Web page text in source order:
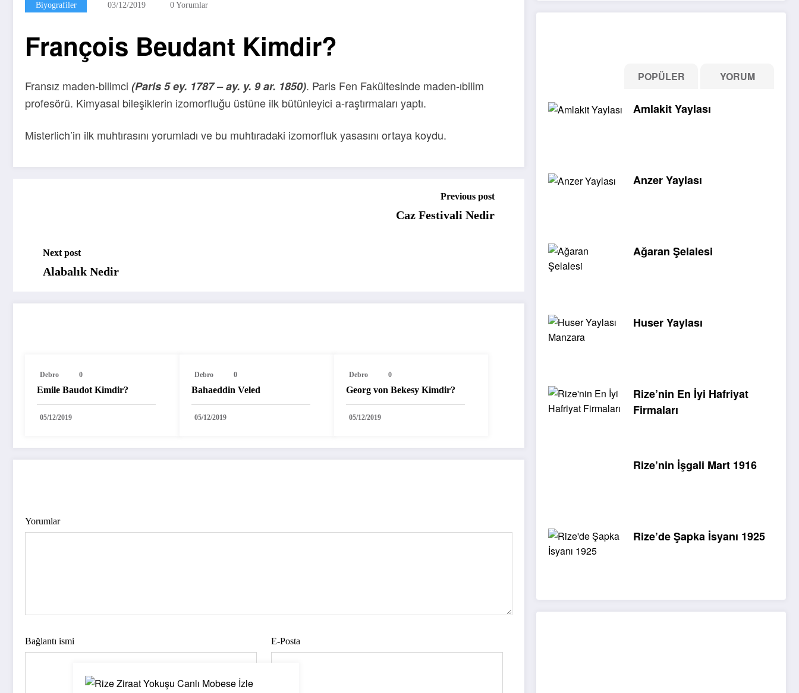
Biyografiler 03/12/2019 0 Yorumlar
François Beudant Kimdir?
Fransız maden-bilimci (Paris 5 ey. 1787 – ay. y. 9 ar. 1850). Paris Fen Fakültesinde maden-ıbilim
profesörü. Kimyasal bileşiklerin izomorfluğu üstüne ilk bütünleyici a-raştırmaları yaptı.
Misterlich’in ilk muhtırasını yorumladı ve bu muhtıradaki izomorfluk yasasını ortaya koydu.
Previous post
Caz Festivali Nedir
Next post
Alabalık Nedir
Debro 0
Emile Baudot Kimdir?
05/12/2019
Debro 0
Bahaeddin Veled
05/12/2019
Debro 0
Georg von Bekesy Kimdir?
05/12/2019
Yorumlar
Bağlantı ismi E-Posta
POPÜLER YORUM
Amlakit Yaylası
Anzer Yaylası
Ağaran Şelalesi
Huser Yaylası
Rize’nin En İyi Hafriyat
Firmaları
Rize’nin İşgali Mart 1916
Rize’de Şapka İsyanı 1925